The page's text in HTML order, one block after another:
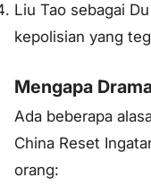
Liu Tao sebagai
kepolisian yang
Mengapa
Ada beberapa
China Reset
orang: